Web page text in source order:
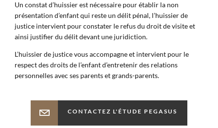
Un constat d’huissier est nécessaire pour établir la non
présentation d’enfant qui reste un délit pénal, l’huissier de
justice intervient pour constater le refus du droit de visite et
ainsi justifier du délit devant une juridiction.
L’huissier de justice vous accompagne et intervient pour le
respect des droits de l’enfant d’entretenir des relations
personnelles avec ses parents et grands-parents.
CONTACTEZ L'ÉTUDE PEGASUS